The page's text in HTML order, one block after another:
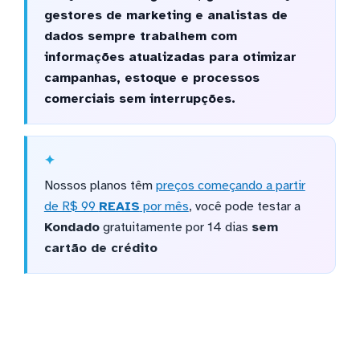
gestores de marketing e analistas de
dados sempre trabalhem com
informações atualizadas para otimizar
campanhas, estoque e processos
comerciais sem interrupções.
Nossos planos têm preços começando a partir
de R$ 99 REAIS por mês, você pode testar a
Kondadogratuitamente por 14 dias sem
cartão de crédito